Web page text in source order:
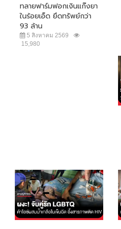
ทลายฟาร์มฟอกเงินแก๊งยา
ในร้อยเอ็ด ยึดทรัพย์กว่า
93 ล้าน
5 สิงหาคม 2569
15,980